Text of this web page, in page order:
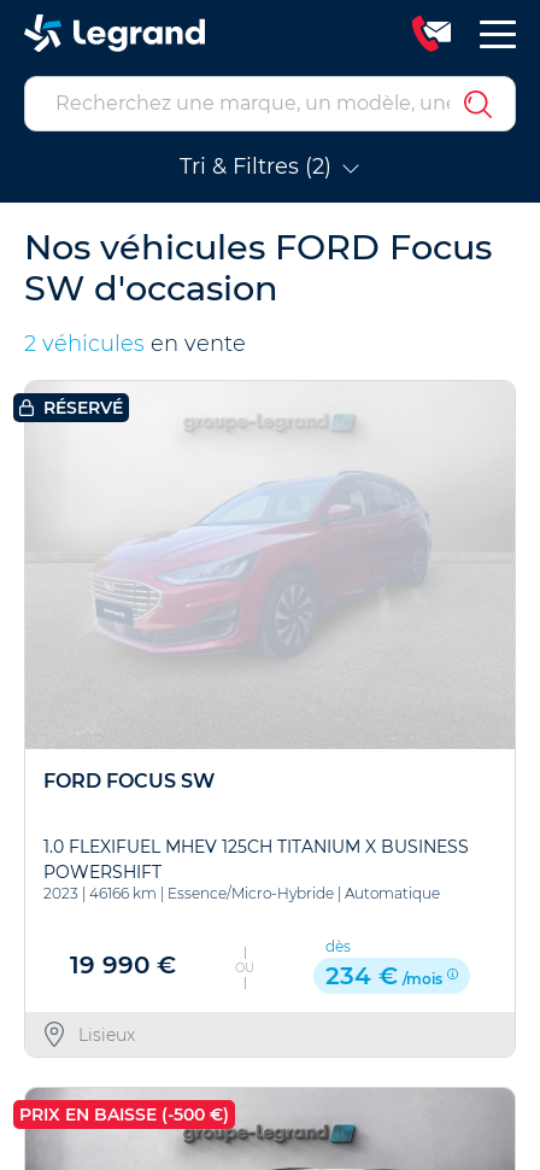
Tri & Filtres (2)
Nos véhicules FORD Focus
SW d'occasion
2 véhicules en vente
RÉSERVÉ
FORD FOCUS SW
1.0 FLEXIFUEL MHEV 125CH TITANIUM X BUSINESS
POWERSHIFT
2023 | 46166 km | Essence/Micro-Hybride | Automatique
19 990 € OU
dès
234 € /mois
Lisieux
PRIX EN BAISSE (-500 €)